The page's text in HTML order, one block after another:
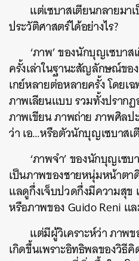
แต่เซบาสเตียนกลายมา
ประวัติศาสตร์ได้อย่างไร?
‘ภาพ’ ของนักบุญเซบา
ครั้งเล่าในฐานะสัญลักษณ์ขอ
เกย์หลายต่อหลายครั้ง โดยเ
ภาพเลียนแบบ รวมทั้งปราก
ภาพเขียน ภาพถ่าย ภาพศิล
ว่า เอ…หรือตัวนักบุญเซบาสเ
‘ภาพจำ’ ของนักบุญเซ
เป็นภาพของชายหนุ่มหน้าต
แลดูกึ่งเจ็บปวดกึ่งมีความสุข
หรือภาพของ Guido Reni แ
แต่มีผู้วิเคราะห์ว่า ภาพ
เกิดขึ้นเพราะอิทธิพลของวิ